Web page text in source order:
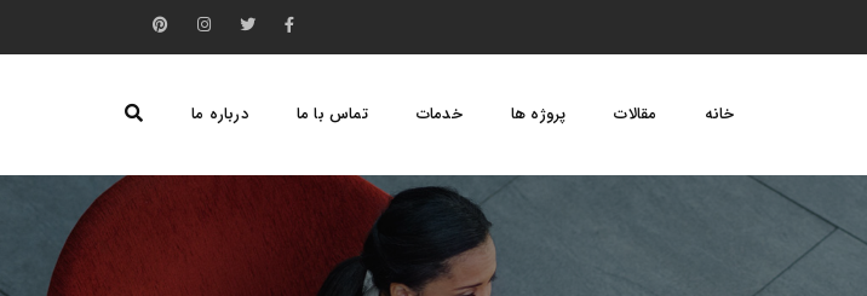
خانه مقالات پروژه ها خدمات تماس با ما درباره ما